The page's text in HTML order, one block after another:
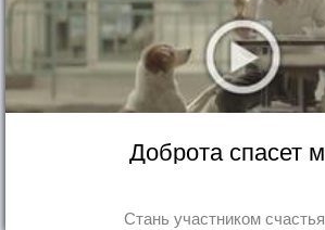
Доброта спасет
Стань участником